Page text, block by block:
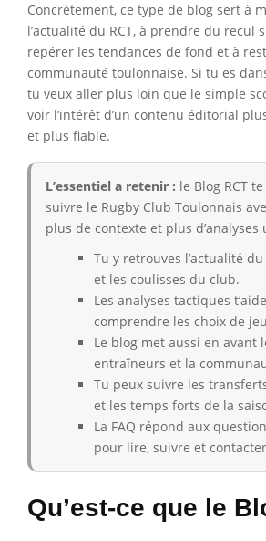
Concrètement, ce type de blog sert à
l’actualité du RCT, à prendre du recul
repérer les tendances de fond et à
communauté toulonnaise. Si tu es
tu veux aller plus loin que le simple
voir l’intérêt d’un contenu éditorial
et plus fiable.
L’essentiel a retenir : le Blog RCT
suivre le Rugby Club Toulonnais
plus de contexte et plus d’analyses
Tu y retrouves l’actualité du
et les coulisses du club.
Les analyses tactiques
comprendre les choix de
Le blog met aussi en avant
entraîneurs et la
Tu peux suivre les
et les temps forts de la
La FAQ répond aux
pour lire, suivre et
Qu’est-ce que le